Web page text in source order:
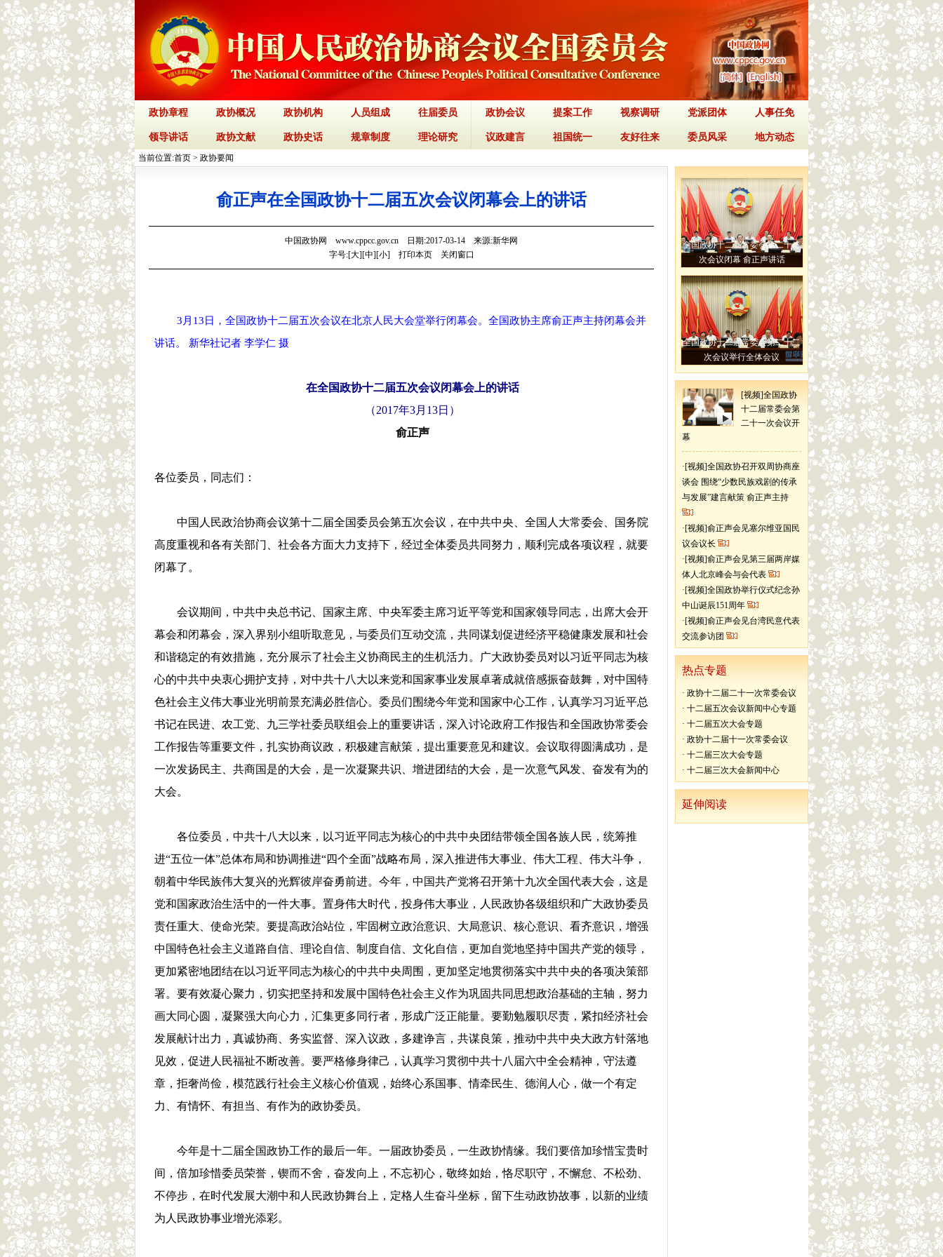
政协章程 政协概况 政协机构 人员组成 往届委员
领导讲话 政协文献 政协史话 规章制度 理论研究
政协会议 提案工作 视察调研 党派团体 人事任免
议政建言 祖国统一 友好往来 委员风采 地方动态
当前位置:首页 > 政协要闻
俞正声在全国政协十二届五次会议闭幕会上的讲话
中国政协网 www.cppcc.gov.cn 日期:2017-03-14 来源:新华网
字号:[大][中][小] 打印本页 关闭窗口
3月13日，全国政协十二届五次会议在北京人民大会堂举行闭幕会。全国政协主席俞正声主持闭幕会并
讲话。 新华社记者 李学仁 摄
在全国政协十二届五次会议闭幕会上的讲话
（2017年3月13日）
俞正声
各位委员，同志们：
中国人民政治协商会议第十二届全国委员会第五次会议，在中共中央、全国人大常委会、国务院
高度重视和各有关部门、社会各方面大力支持下，经过全体委员共同努力，顺利完成各项议程，就要
闭幕了。
会议期间，中共中央总书记、国家主席、中央军委主席习近平等党和国家领导同志，出席大会开
幕会和闭幕会，深入界别小组听取意见，与委员们互动交流，共同谋划促进经济平稳健康发展和社会
和谐稳定的有效措施，充分展示了社会主义协商民主的生机活力。广大政协委员对以习近平同志为核
心的中共中央衷心拥护支持，对中共十八大以来党和国家事业发展卓著成就倍感振奋鼓舞，对中国特
色社会主义伟大事业光明前景充满必胜信心。委员们围绕今年党和国家中心工作，认真学习习近平总
书记在民进、农工党、九三学社委员联组会上的重要讲话，深入讨论政府工作报告和全国政协常委会
工作报告等重要文件，扎实协商议政，积极建言献策，提出重要意见和建议。会议取得圆满成功，是
一次发扬民主、共商国是的大会，是一次凝聚共识、增进团结的大会，是一次意气风发、奋发有为的
大会。
各位委员，中共十八大以来，以习近平同志为核心的中共中央团结带领全国各族人民，统筹推
进“五位一体”总体布局和协调推进“四个全面”战略布局，深入推进伟大事业、伟大工程、伟大斗争，
朝着中华民族伟大复兴的光辉彼岸奋勇前进。今年，中国共产党将召开第十九次全国代表大会，这是
党和国家政治生活中的一件大事。置身伟大时代，投身伟大事业，人民政协各级组织和广大政协委员
责任重大、使命光荣。要提高政治站位，牢固树立政治意识、大局意识、核心意识、看齐意识，增强
中国特色社会主义道路自信、理论自信、制度自信、文化自信，更加自觉地坚持中国共产党的领导，
更加紧密地团结在以习近平同志为核心的中共中央周围，更加坚定地贯彻落实中共中央的各项决策部
署。要有效凝心聚力，切实把坚持和发展中国特色社会主义作为巩固共同思想政治基础的主轴，努力
画大同心圆，凝聚强大向心力，汇集更多同行者，形成广泛正能量。要勤勉履职尽责，紧扣经济社会
发展献计出力，真诚协商、务实监督、深入议政，多建诤言，共谋良策，推动中共中央大政方针落地
见效，促进人民福祉不断改善。要严格修身律己，认真学习贯彻中共十八届六中全会精神，守法遵
章，拒奢尚俭，模范践行社会主义核心价值观，始终心系国事、情牵民生、德润人心，做一个有定
力、有情怀、有担当、有作为的政协委员。
今年是十二届全国政协工作的最后一年。一届政协委员，一生政协情缘。我们要倍加珍惜宝贵时
间，倍加珍惜委员荣誉，锲而不舍，奋发向上，不忘初心，敬终如始，恪尽职守，不懈怠、不松劲、
不停步，在时代发展大潮中和人民政协舞台上，定格人生奋斗坐标，留下生动政协故事，以新的业绩
为人民政协事业增光添彩。
全国政协十二届常委会第二十二
次会议闭幕 俞正声讲话
全国政协十二届常委会第二十二
次会议举行全体会议
[视频]全国政协
十二届常委会第
二十一次会议开
幕
·[视频]全国政协召开双周协商座
谈会 围绕“少数民族戏剧的传承
与发展”建言献策 俞正声主持
·[视频]俞正声会见塞尔维亚国民
议会议长
·[视频]俞正声会见第三届两岸媒
体人北京峰会与会代表
·[视频]全国政协举行仪式纪念孙
中山诞辰151周年
·[视频]俞正声会见台湾民意代表
交流参访团
热点专题
·政协十二届二十一次常委会议
·十二届五次会议新闻中心专题
·十二届五次大会专题
·政协十二届十一次常委会议
·十二届三次大会专题
·十二届三次大会新闻中心
延伸阅读